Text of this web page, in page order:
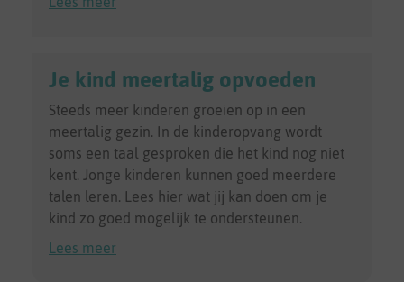
Je kind meertalig opvoeden
Steeds meer kinderen groeien op in een
meertalig gezin. In de kinderopvang wordt
soms een taal gesproken die het kind nog niet
kent. Jonge kinderen kunnen goed meerdere
talen leren. Lees hier wat jij kan doen om je
kind zo goed mogelijk te ondersteunen.
Lees meer